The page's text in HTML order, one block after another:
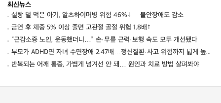
최신뉴스
설탕 덜 먹은 아기, 알츠하이머병 위험 46%↓… 불안장애도 감소
금연 후 체중 5% 이상 줄면 고관절 골절 위험 1.8배↑
“근감소증 노인, 운동했더니…” 손·무릎 근력·보행 속도 모두 개선됐다
부모가 ADHD면 자녀 수면장애 2.47배…정신질환·사고 위험까지 넓게 높였다
반복되는 어깨 통증, 가볍게 넘겨선 안 돼… 원인과 치료 방법 살펴봐야